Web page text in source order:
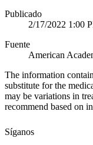
Publicado
2/17/2022 1:00
Fuente
American
The information
substitute for the
may be variations in
recommend based on
Síganos